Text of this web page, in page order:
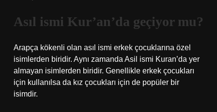
Asıl ismi Kur’an’da geçiyor mu?
Arapça kökenli olan asıl ismi erkek çocuklarına özel
isimlerden biridir. Aynı zamanda Asil ismi Kuran’da yer
almayan isimlerden biridir. Genellikle erkek çocukları
için kullanılsa da kız çocukları için de popüler bir
isimdir.